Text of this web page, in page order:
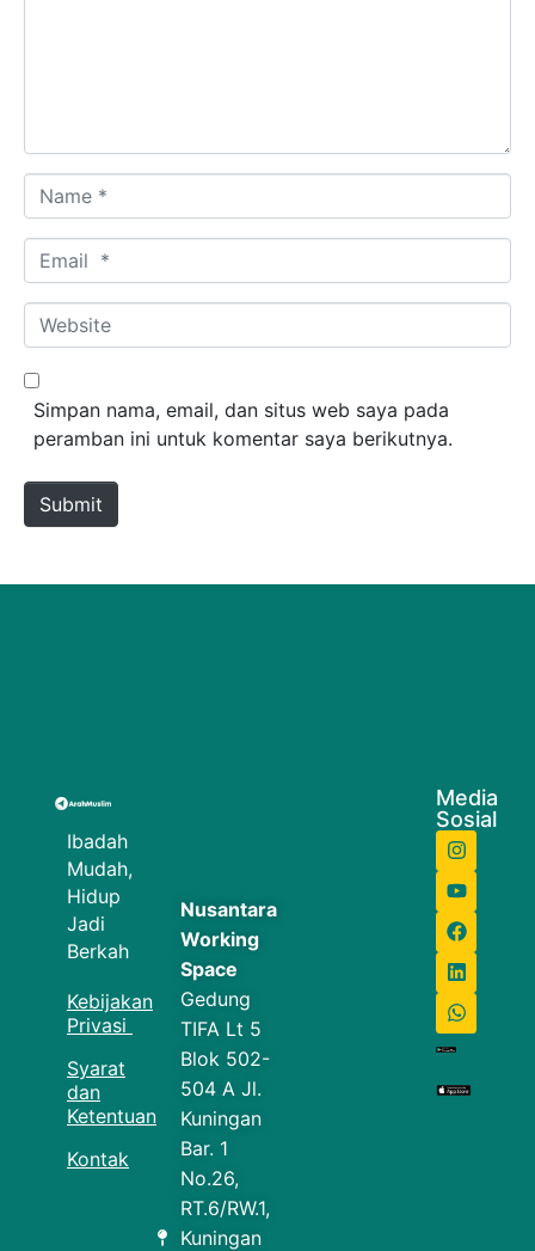
Name *
Email *
Website
Simpan nama, email, dan situs web saya pada
peramban ini untuk komentar saya berikutnya.
Submit
Ibadah
Mudah,
Hidup
Jadi
Berkah
Kebijakan
Privasi
Syarat
dan
Ketentuan
Kontak
Nusantara
Working
Space
Gedung
TIFA Lt 5
Blok 502-
504 A Jl.
Kuningan
Bar. 1
No.26,
RT.6/RW.1,
Kuningan
Media
Sosial